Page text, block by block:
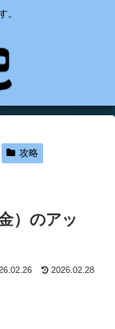
。
攻略
）のアッ
2026.02.28